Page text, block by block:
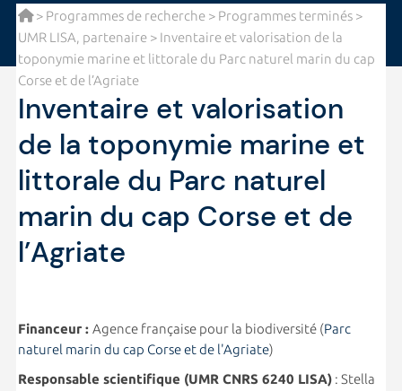
> Programmes de recherche> Programmes terminés>
UMR LISA, partenaire> Inventaire et valorisation de la
toponymie marine et littorale du Parc naturel marin du cap
Corse et de l’Agriate
Inventaire et valorisation
de la toponymie marine et
littorale du Parc naturel
marin du cap Corse et de
l’Agriate
Financeur : Agence française pour la biodiversité (Parc
naturel marin du cap Corse et de l'Agriate)
Responsable scientifique (UMR CNRS 6240 LISA): Stella